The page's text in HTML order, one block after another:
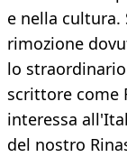
e nella cultura.
rimozione
lo
scrittore come
interessa
del nostro